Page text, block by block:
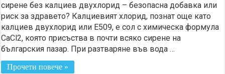
сирене без калциев двухлорид – безопасна добавка или
риск за здравето? Калциевият хлорид, познат още като
калциев двухлорид или E509, е сол с химическа формула
CaCl2, която присъства в почти всяко сирене на
българския пазар. При разтваряне във вода …
Прочети повече »